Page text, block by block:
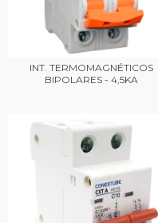
INT. TERMOMAGNÉTICOS
BIPOLARES - 4,5KA